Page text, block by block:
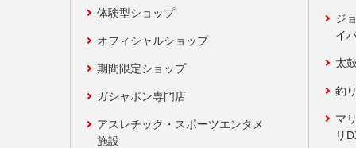
体験型ショップ
オフィシャルショップ
期間限定ショップ
ガシャポン専門店
アスレチック・スポーツエンタメ
施設
ジ
イ
太
釣
マ
リ